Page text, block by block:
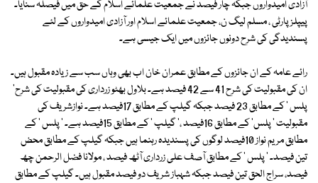
آزادی امیدواروں جبکہ چار فیصد نے جمعیت علمائے اسلام کے حق میں فیصلہ سنایا۔
پیپلزپارٹی ، مسلم لیگ ن، جمعیت علمائے اسلام اور آزادی امیدواروں کے لئے
پسندیدگی کی شرح دونوں جائزوں میں ایک جیسی ہے۔
رائے عامہ کے ان جائزوں کے مطابق عمران خان اب بھی وہاں سب سے زیادہ مقبول ہیں۔
ان کی مقبولیت کی شرح 41 سے 42 فیصد ہے۔ بلاول بھٹو زرداری کی مقبولیت کی شرح'
پلس ' کے مطابق 23 فیصد جبکہ گیلپ کے مطابق 17فیصد ہے۔ نوازشریف کی
مقبولیت ' پلس' کے مطابق 16فیصد ،' گیلپ ' کے مطابق 15فیصد ہے۔ ' پلس ' کے
مطابق مریم نواز 10فیصد لوگوں کی پسندیدہ رہنما ہیں جبکہ گیلپ کے مطابق محض
تین فیصد۔ ' پلس ' کے مطابق آصف علی زرداری آٹھ فیصد ، مولانا فضل الرحمن چھ
فیصد، سراج الحق تین فیصد جبکہ شہباز شریف دو فیصد مقبول ہیں۔ گیلپ کے مطابق